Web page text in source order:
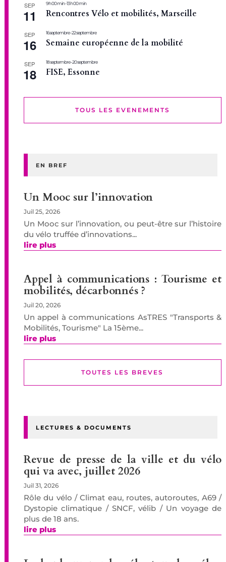
SEP
11
9 h 00 min-13 h 00 min
Rencontres Vélo et mobilités, Marseille
SEP
16
16 septembre-22 septembre
Semaine européenne de la mobilité
SEP
18
18 septembre-20 septembre
FISE, Essonne
TOUS LES EVENEMENTS
EN BREF
Un Mooc sur l’innovation
Juil 25, 2026
Un Mooc sur l’innovation, ou peut-être sur l’histoire
du vélo truffée d’innovations...
lire plus
Appel à communications : Tourisme et
mobilités, décarbonnés ?
Juil 20, 2026
Un appel à communications AsTRES "Transports &
Mobilités, Tourisme" La 15ème...
lire plus
TOUTES LES BREVES
LECTURES & DOCUMENTS
Revue de presse de la ville et du vélo
qui va avec, juillet 2026
Juil 31, 2026
Rôle du vélo / Climat eau, routes, autoroutes, A69 /
Dystopie climatique / SNCF, vélib / Un voyage de
plus de 18 ans.
lire plus